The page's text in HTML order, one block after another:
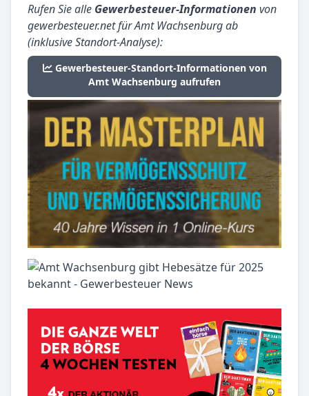
Rufen Sie alle Gewerbesteuer-Informationen von
gewerbesteuer.net für Amt Wachsenburg ab
(inklusive Standort-Analyse):
Gewerbesteuer-Standort-Informationen von
Amt Wachsenburg aufrufen